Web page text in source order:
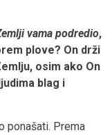
vama podredio,
plove? On drži
osim ako On
blag i
ponašati. Prema